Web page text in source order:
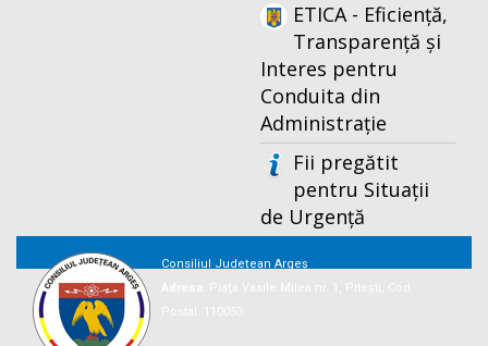
ETICA - Eficiență,
Transparență și
Interes pentru
Conduita din
Administrație
Fii pregătit
pentru Situații
de Urgență
Consiliul Județean Argeș